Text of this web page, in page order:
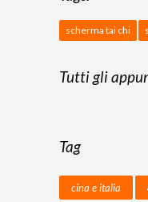
scherma tai chi
Tutti gli
Tag
cina e italia